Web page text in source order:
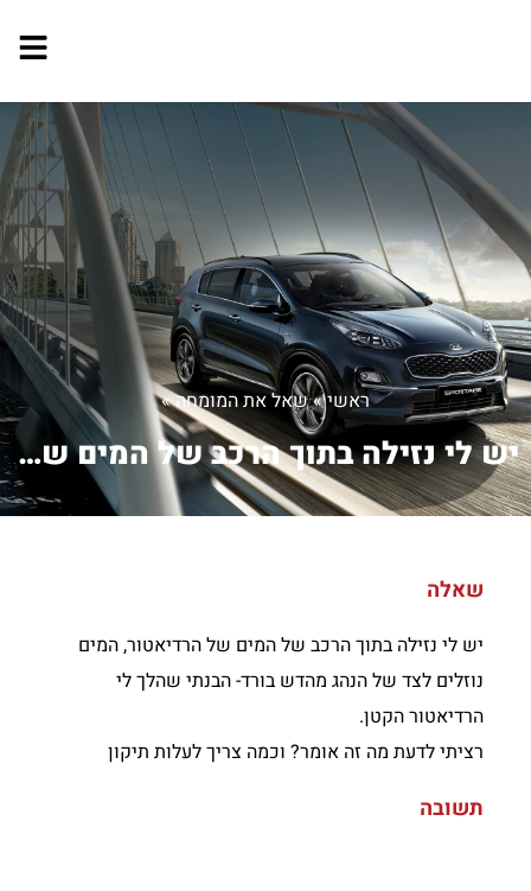
ראשי»שאל את המומחה»
יש לי נזילה בתוך הרכב של המים של הרדי...
שאלה
יש לי נזילה בתוך הרכב של המים של הרדיאטור, המים
נוזלים לצד של הנהג מהדש בורד- הבנתי שהלך לי
הרדיאטור הקטן.
רציתי לדעת מה זה אומר? וכמה צריך לעלות תיקון
תשובה